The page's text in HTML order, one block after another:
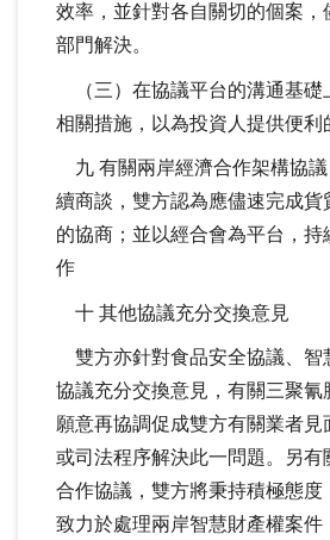
效率，並針對各自關切的個案，
部門解決。
（三）在協議平台的溝通基礎
相關措施，以為投資人提供便利
九 有關兩岸經濟合作架構協議
續商談，雙方認為應儘速完成貨
的協商；並以經合會為平台，持
作
十 其他協議充分交換意見
雙方亦針對食品安全協議、智
協議充分交換意見，有關三聚氰
願意再協調促成雙方有關業者見
或司法程序解決此一問題。另有
合作協議，雙方將秉持積極態度
致力於處理兩岸智慧財產權案件